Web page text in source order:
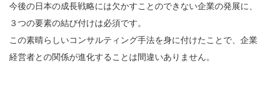
今後の日本の成長戦略には欠かすことのできない企業の発展に、
３つの要素の結び付けは必須です。
この素晴らしいコンサルティング手法を身に付けたことで、企業
経営者との関係が進化することは間違いありません。